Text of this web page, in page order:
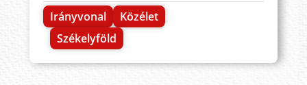
Irányvonal
Közélet
Székelyföld